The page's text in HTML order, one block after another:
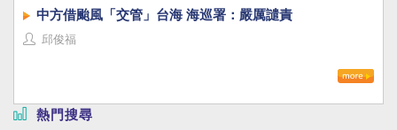
中方借颱風「交管」台海 海巡署：嚴厲譴責
邱俊福
熱門搜尋